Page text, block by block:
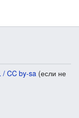
/ CC by-sa (если не